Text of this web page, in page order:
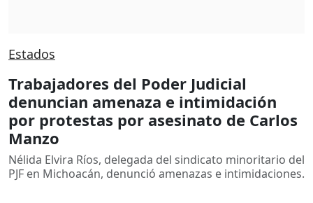
Estados
Trabajadores del Poder Judicial
denuncian amenaza e intimidación
por protestas por asesinato de Carlos
Manzo
Nélida Elvira Ríos, delegada del sindicato minoritario del
PJF en Michoacán, denunció amenazas e intimidaciones.